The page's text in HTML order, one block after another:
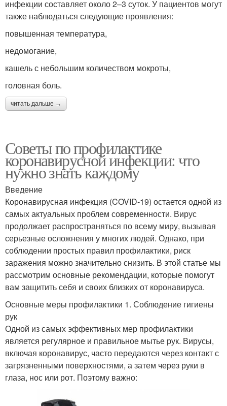
инфекции составляет около 2–3 суток. У пациентов могут
также наблюдаться следующие проявления:
повышенная температура,
недомогание,
кашель с небольшим количеством мокроты,
головная боль.
читать дальше →
Советы по профилактике
коронавирусной инфекции: что
нужно знать каждому
Введение
Коронавирусная инфекция (COVID-19) остается одной из
самых актуальных проблем современности. Вирус
продолжает распространяться по всему миру, вызывая
серьезные осложнения у многих людей. Однако, при
соблюдении простых правил профилактики, риск
заражения можно значительно снизить. В этой статье мы
рассмотрим основные рекомендации, которые помогут
вам защитить себя и своих близких от коронавируса.
Основные меры профилактики 1. Соблюдение гигиены
рук
Одной из самых эффективных мер профилактики
является регулярное и правильное мытье рук. Вирусы,
включая коронавирус, часто передаются через контакт с
загрязненными поверхностями, а затем через руки в
глаза, нос или рот. Поэтому важно: